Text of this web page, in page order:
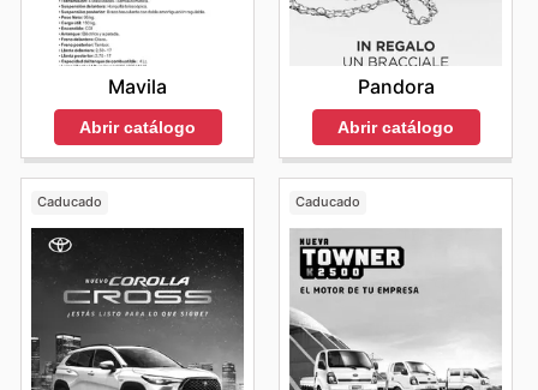
Mavila
Abrir catálogo
Pandora
Abrir catálogo
Caducado Caducado